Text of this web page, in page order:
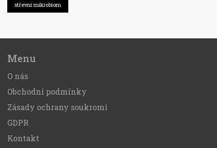
střevní mikrobiom
Menu
O nás
Obchodní podmínky
Zásady ochrany soukromí
GDPR
Kontakt